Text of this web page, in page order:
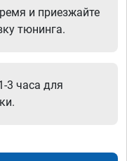
и приезжайте
тюнинга.
3 часа для